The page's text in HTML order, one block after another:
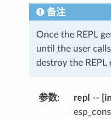
备注
Once the REPL
until the user
destroy the REPL
参数: repl --